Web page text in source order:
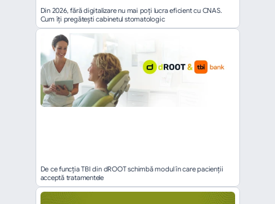
Din 2026, fără digitalizare nu mai poți lucra eficient cu CNAS.
Cum îți pregătești cabinetul stomatologic
De ce funcția TBI din dROOT schimbă modul în care pacienții
acceptă tratamentele